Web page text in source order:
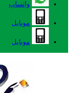
واتساپ
موبایل
موبایل